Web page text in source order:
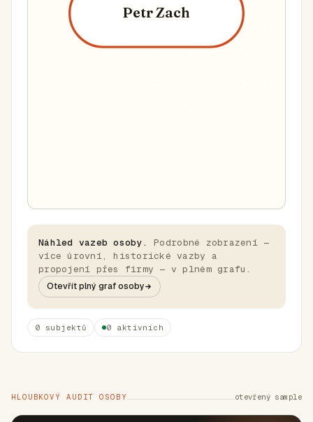
Petr Zach
Náhled vazeb osoby.
Podrobné zobrazení —
více úrovní, historické vazby a
propojení přes firmy — v plném grafu.
Otevřít plný graf osoby
0 subjektů 0 aktivních
HLOUBKOVÝ AUDIT OSOBY otevřený sample